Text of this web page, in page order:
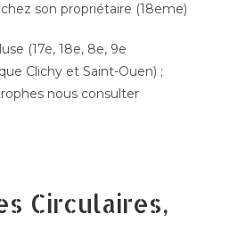
son propriétaire (18eme)
(17e, 18e, 8e, 9e
Clichy et Saint-Ouen) ;
nous consulter
Circulaires,